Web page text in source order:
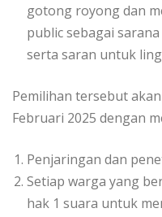
gotong royong dan
public sebagai
serta saran untuk
Pemilihan tersebut
Februari 2025 dengan
Penjaringan dan
Setiap warga yang
hak 1 suara untuk